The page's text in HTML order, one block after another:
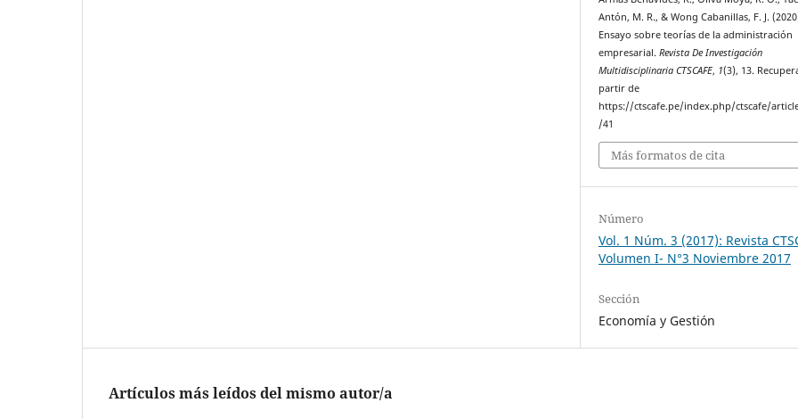
Antón, M. R., & Wong Cabanillas, F. J.
Ensayo sobre teorías de la administración
empresarial.Revista De Investigación
Multidisciplinaria CTSCAFE, 1(3), 13.
partir de
https://ctscafe.pe/index.php/ctscafe/
/41
Más formatos de cita
Número
Vol. 1 Núm. 3 (2017): Revista
Volumen I- N°3 Noviembre 2017
Sección
Economía y Gestión
Artículos más leídos del mismo autor/a